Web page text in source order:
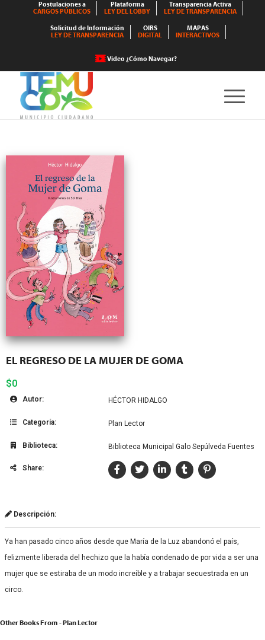
Postulaciones a
CARGOS PÚBLICOS
Plataforma
LEY DEL LOBBY
Transparencia Activa
LEY DE TRANSPARENCIA
Solicitud de Información
LEY DE TRANSPARENCIA
OIRS
DIGITAL
MAPAS
INTERACTIVOS
Video ¿Cómo Navegar?
EL REGRESO DE LA MUJER DE GOMA
$0
Autor: HÉCTOR HIDALGO
Categoría: Plan Lector
Biblioteca: Biblioteca Municipal Galo Sepúlveda Fuentes
Share:
Descripción:
Ya han pasado cinco años desde que María de la Luz abandonó el país,
felizmente liberada del hechizo que la había condenado de por vida a ser una
mujer que se estiraba de un modo increíble y a trabajar secuestrada en un
circo.
Other Books From - Plan Lector